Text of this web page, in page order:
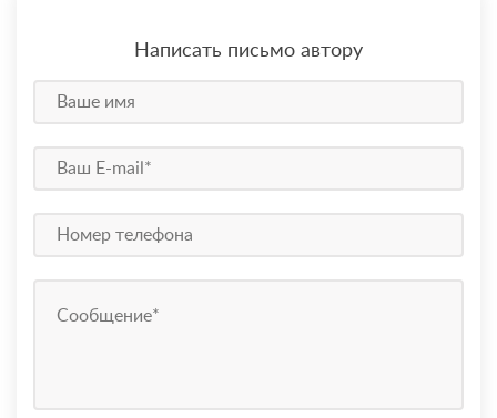
Написать письмо автору